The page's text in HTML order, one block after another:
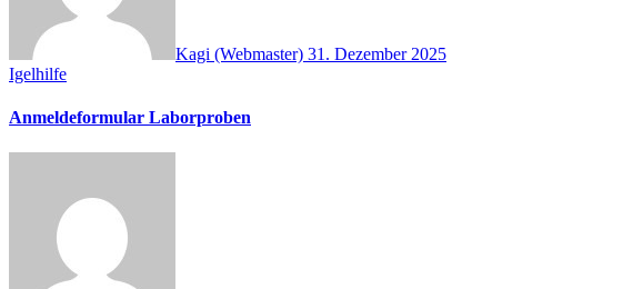
Kagi (Webmaster) 31. Dezember 2025
Igelhilfe
Anmeldeformular Laborproben